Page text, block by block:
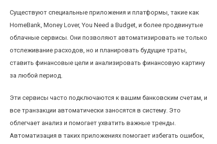
Существуют специальные приложения и платформы, такие как
HomeBank, Money Lover, You Need a Budget, и более продвинутые
облачные сервисы. Они позволяют автоматизировать не только
отслеживание расходов, но и планировать будущие траты,
ставить финансовые цели и анализировать финансовую картину
за любой период.
Эти сервисы часто подключаются к вашим банковским счетам, и
все транзакции автоматически заносятся в систему. Это
облегчает анализ и помогает ухватить важные тренды.
Автоматизация в таких приложениях помогает избегать ошибок,